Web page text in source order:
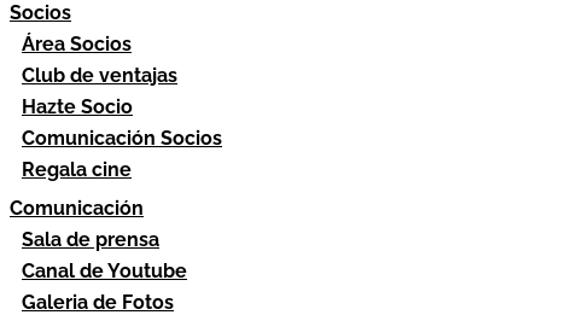
Socios
Área Socios
Club de ventajas
Hazte Socio
Comunicación Socios
Regala cine
Comunicación
Sala de prensa
Canal de Youtube
Galeria de Fotos